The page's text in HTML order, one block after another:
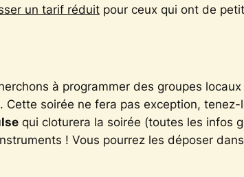
un tarif réduit pour ceux qui ont de
à programmer des groupes locaux
soirée ne fera pas exception,
qui cloturera la soirée (toutes les infos
! Vous pourrez les déposer